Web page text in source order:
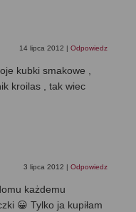
14 lipca 2012 Odpowiedz
kubki smakowe ,
kroilas , tak wiec
3 lipca 2012 Odpowiedz
każdemu
😀 Tylko ja kupiłam